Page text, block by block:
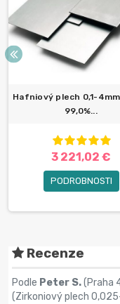
Hafniový plech 0,1-
99,0%...
3 221,02 €
PODROBNOSTI
Recenze
Podle Peter S.(Praha
(Zirkoniový plech